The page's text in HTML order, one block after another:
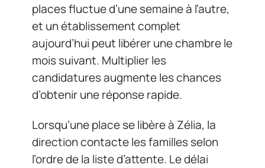
places fluctue d’une semaine à l’autre,
et un établissement complet
aujourd’hui peut libérer une chambre le
mois suivant. Multiplier les
candidatures augmente les chances
d’obtenir une réponse rapide.
Lorsqu’une place se libère à Zélia, la
direction contacte les familles selon
l’ordre de la liste d’attente. Le délai